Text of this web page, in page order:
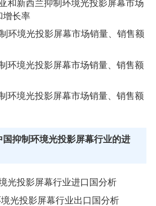
和新西兰抑制环境光投影屏幕市场
增长率
环境光投影屏幕市场销量、销售额
环境光投影屏幕市场销量、销售额
环境光投影屏幕市场销量、销售额
国抑制环境光投影屏幕行业的进
光投影屏幕行业进口国分析
光投影屏幕行业出口国分析